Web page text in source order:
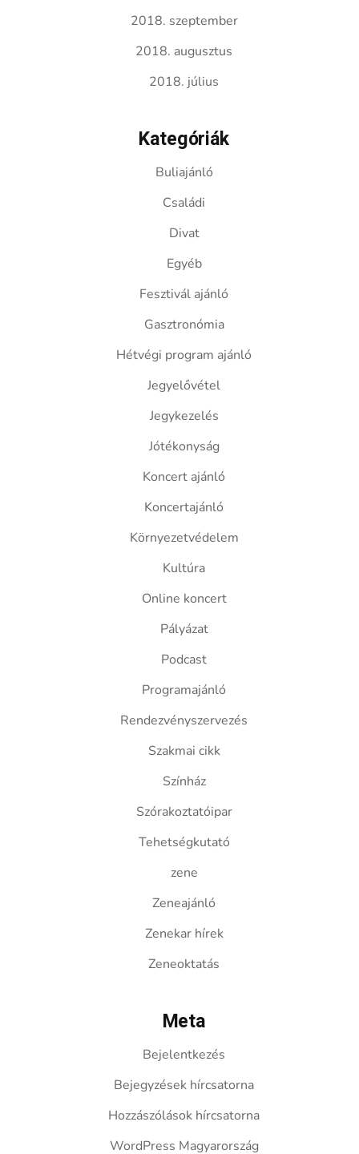
2018. szeptember
2018. augusztus
2018. július
Kategóriák
Buliajánló
Családi
Divat
Egyéb
Fesztivál ajánló
Gasztronómia
Hétvégi program ajánló
Jegyelővétel
Jegykezelés
Jótékonyság
Koncert ajánló
Koncertajánló
Környezetvédelem
Kultúra
Online koncert
Pályázat
Podcast
Programajánló
Rendezvényszervezés
Szakmai cikk
Színház
Szórakoztatóipar
Tehetségkutató
zene
Zeneajánló
Zenekar hírek
Zeneoktatás
Meta
Bejelentkezés
Bejegyzések hírcsatorna
Hozzászólások hírcsatorna
WordPress Magyarország